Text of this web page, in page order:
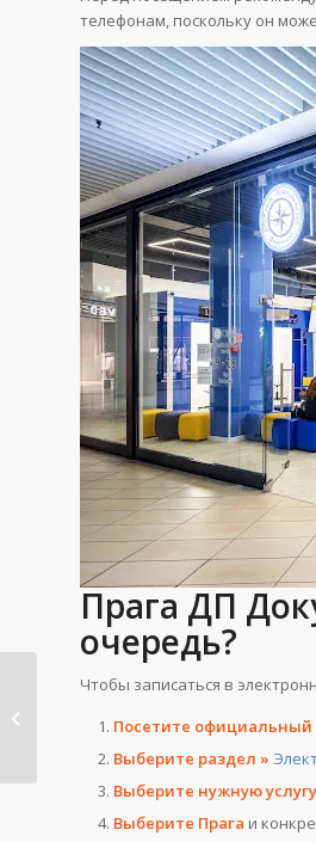
телефонам, поскольку он
Прага ДП
очередь?
Чтобы записаться в
Посетите
Выберите раздел »
Выберите нужную услугу
Выберите Прага и
ДП Документ в
запись в
электронную...